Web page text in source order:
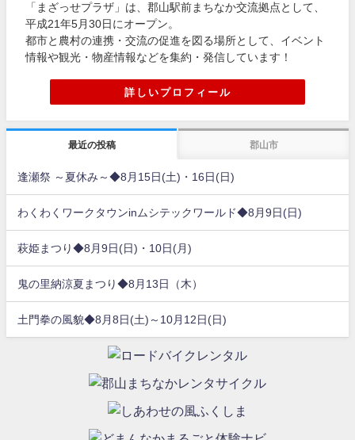
「まざっせプラザ」は、郡山駅前まちなか交流拠点として、
平成21年5月30日にオープン。
都市と農村の連携・交流の促進を図る場所として、イベント
情報や観光・物産情報などを集約・発信しています！
詳しいプロフィール
最近の投稿 郡山市
逢瀬祭 ～夏休み～◆8月15日(土)・16日(日)
わくわくワークタウンinムシテックワールド◆8月9日(日)
萩姫まつり◆8月9日(日)・10日(月)
鬼の里納涼夏まつり◆8月13日（木）
土門拳の風貌◆8月8日(土)～10月12日(日)